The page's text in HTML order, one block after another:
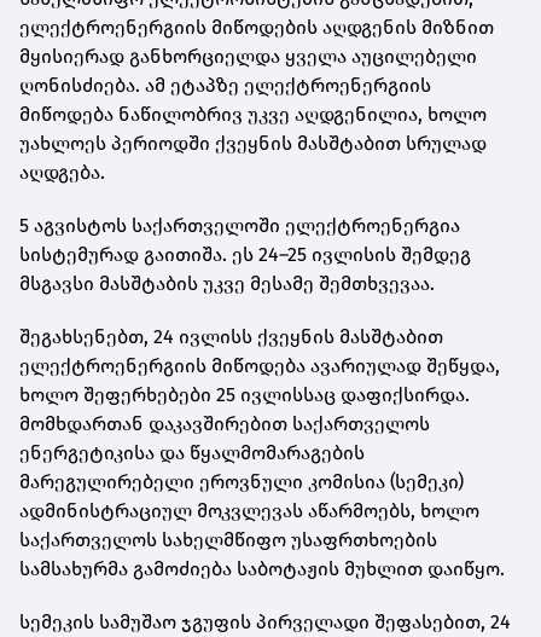
ელექტროენერგიის მიწოდების აღდგენის მიზნით
მყისიერად განხორციელდა ყველა აუცილებელი
ღონისძიება. ამ ეტაპზე ელექტროენერგიის
მიწოდება ნაწილობრივ უკვე აღდგენილია, ხოლო
უახლოეს პერიოდში ქვეყნის მასშტაბით სრულად
აღდგება.
5 აგვისტოს საქართველოში ელექტროენერგია
სისტემურად გაითიშა. ეს 24–25 ივლისის შემდეგ
მსგავსი მასშტაბის უკვე მესამე შემთხვევაა.
შეგახსენებთ, 24 ივლისს ქვეყნის მასშტაბით
ელექტროენერგიის მიწოდება ავარიულად შეწყდა,
ხოლო შეფერხებები 25 ივლისსაც დაფიქსირდა.
მომხდართან დაკავშირებით საქართველოს
ენერგეტიკისა და წყალმომარაგების
მარეგულირებელი ეროვნული კომისია (სემეკი)
ადმინისტრაციულ მოკვლევას აწარმოებს, ხოლო
საქართველოს სახელმწიფო უსაფრთხოების
სამსახურმა გამოძიება საბოტაჟის მუხლით დაიწყო.
სემეკის სამუშაო ჯგუფის პირველადი შეფასებით, 24